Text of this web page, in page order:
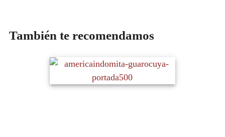
También te recomendamos